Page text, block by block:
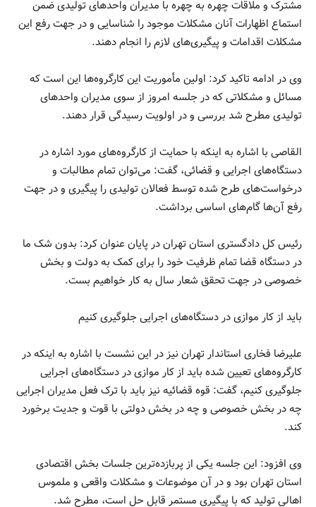
مشترک و ملاقات چهره به چهره با مدیران واحدهای تولیدی ضمن
استماع اظهارات آنان مشکلات موجود را شناسایی و در جهت رفع این
مشکلات اقدامات و پیگیری‌های لازم را انجام دهند.
وی در ادامه تاکید کرد: اولین مأموریت این کارگروه‌ها این است که
مسائل و مشکلاتی که در جلسه امروز از سوی مدیران واحدهای
تولیدی مطرح شد بررسی و در اولویت رسیدگی قرار دهند.
القاصی با اشاره به اینکه با حمایت از کارگروه‌های مورد اشاره در
دستگاه‌های اجرایی و قضائی، گفت: می‌توان تمام مطالبات و
درخواست‌های طرح شده توسط فعالان تولیدی را پیگیری و در جهت
رفع آن‌ها گام‌های اساسی برداشت.
رئیس کل دادگستری استان تهران در پایان عنوان کرد: بدون شک ما
در دستگاه قضا تمام ظرفیت خود را برای کمک به دولت و بخش
خصوصی در جهت تحقق شعار سال به کار خواهیم بست.
باید از کار موازی در دستگاه‌های اجرایی جلوگیری کنیم
علیرضا فخاری استاندار تهران نیز در این نشست با اشاره به اینکه در
کارگروه‌های تعیین شده باید از کار موازی در دستگاه‌های اجرایی
جلوگیری کنیم، گفت: قوه قضائیه نیز باید با ترک فعل مدیران اجرایی
چه در بخش خصوصی و چه در بخش دولتی با قوت و جدیت برخورد
کند.
وی افزود: این جلسه یکی از پربازده‌ترین جلسات بخش اقتصادی
استان تهران بود و در آن موضوعات و مشکلات واقعی و ملموس
اهالی تولید که با پیگیری مستمر قابل حل است، مطرح شد.